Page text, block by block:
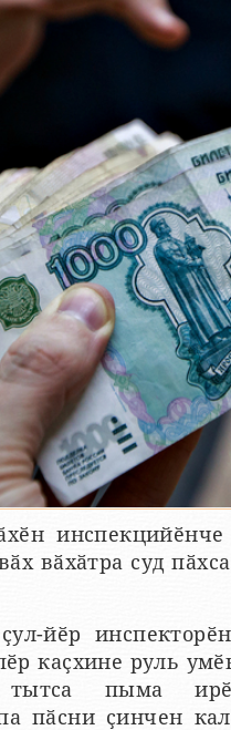
вӑхӑтра суд
йӗр
каҫхине руль
тытса пыма
пӑсни ҫинчен